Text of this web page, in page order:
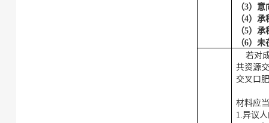
（3）意
（4）承
（5）承
（6）未
若对
共资源
交叉口
材料应
1.异议